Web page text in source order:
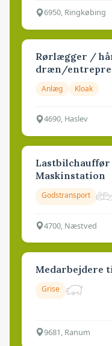
6950, Ringkøbing
Rørlægger /
dræn/
Anlæg Kloak
4690, Haslev
Lastbilchauffør
Maskinstation
Godstransport
4700, Næstved
Medarbejdere
Grise
9681, Ranum